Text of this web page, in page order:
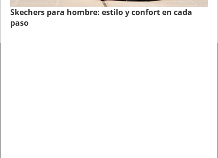
Skechers para hombre: estilo y confort en cada
paso